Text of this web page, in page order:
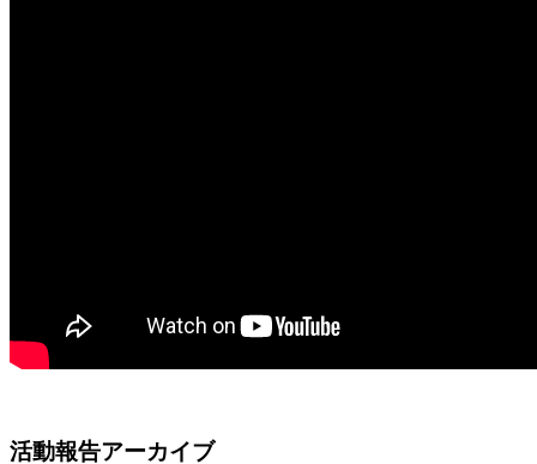
活動報告アーカイブ